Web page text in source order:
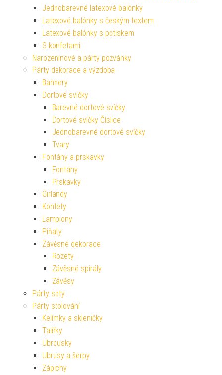
Jednobarevné latexové balónky
Latexové balónky s českým textem
Latexové balónky s potiskem
S konfetami
Narozeninové a párty pozvánky
Párty dekorace a výzdoba
Bannery
Dortové svíčky
Barevné dortové svíčky
Dortové svíčky Číslice
Jednobarevné dortové svíčky
Tvary
Fontány a prskavky
Fontány
Prskavky
Girlandy
Konfety
Lampiony
Piňaty
Závěsné dekorace
Rozety
Závěsné spirály
Závěsy
Párty sety
Párty stolování
Kelímky a skleničky
Talířky
Ubrousky
Ubrusy a šerpy
Zápichy